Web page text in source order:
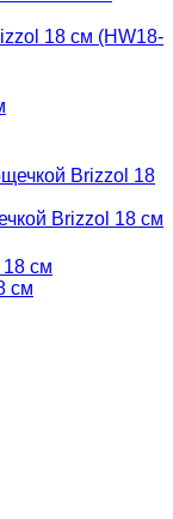
18 см (HW18-
Brizzol 18 см
см